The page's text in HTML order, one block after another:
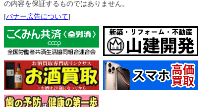
の内容を保証するものではありません。
[バナー広告について]